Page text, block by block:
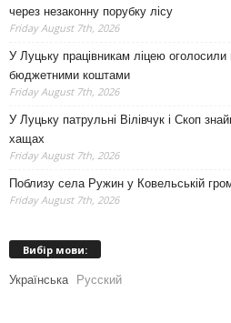
через незаконну порубку лісу
Friday August 7th, 2026
У Луцьку працівникам ліцею оголосили
бюджетними коштами
Friday August 7th, 2026
У Луцьку патрульні Вілівчук і Скоп
хащах
Friday August 7th, 2026
Поблизу села Ружин у Ковельській
Friday August 7th, 2026
Вибір мови:
Українська Русский